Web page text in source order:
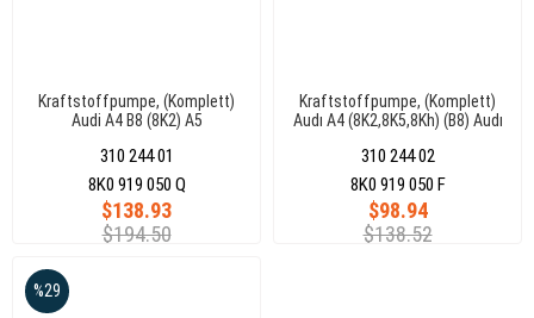
Kraftstoffpumpe, (Komplett)
Audi A4 B8 (8K2) A5
310 244 01
$138.93
$194.50
8K0 919 050 Q
Kraftstoffpumpe, (Komplett)
Audı A4 (8K2,8K5,8Kh) (B8) Audı
8K0919050F
310 244 02
$98.94
$138.52
8K0 919 050 F
%29